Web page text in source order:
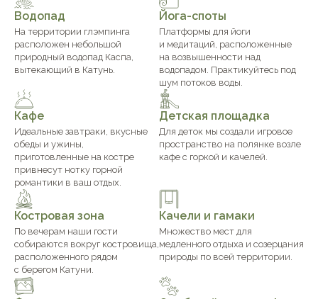
Водопад
На территории глэмпинга
расположен небольшой
природный водопад Каспа,
вытекающий в Катунь.
Йога-споты
Платформы для йоги
и медитаций, расположенные
на возвышенности над
водопадом. Практикуйтесь под
шум потоков воды.
Кафе
Идеальные завтраки, вкусные
обеды и ужины,
приготовленные на костре
привнесут нотку горной
романтики в ваш отдых.
Детская площадка
Для деток мы создали игровое
пространство на полянке возле
кафе с горкой и качелей.
Костровая зона
По вечерам наши гости
собираются вокруг костровища,
расположенного рядом
с берегом Катуни.
Качели и гамаки
Множество мест для
медленного отдыха и созерцания
природы по всей территории.